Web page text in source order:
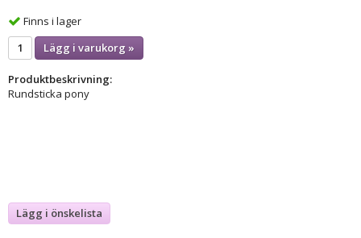
Finns i lager
Lägg i varukorg »
Produktbeskrivning:
Rundsticka pony
Lägg i önskelista